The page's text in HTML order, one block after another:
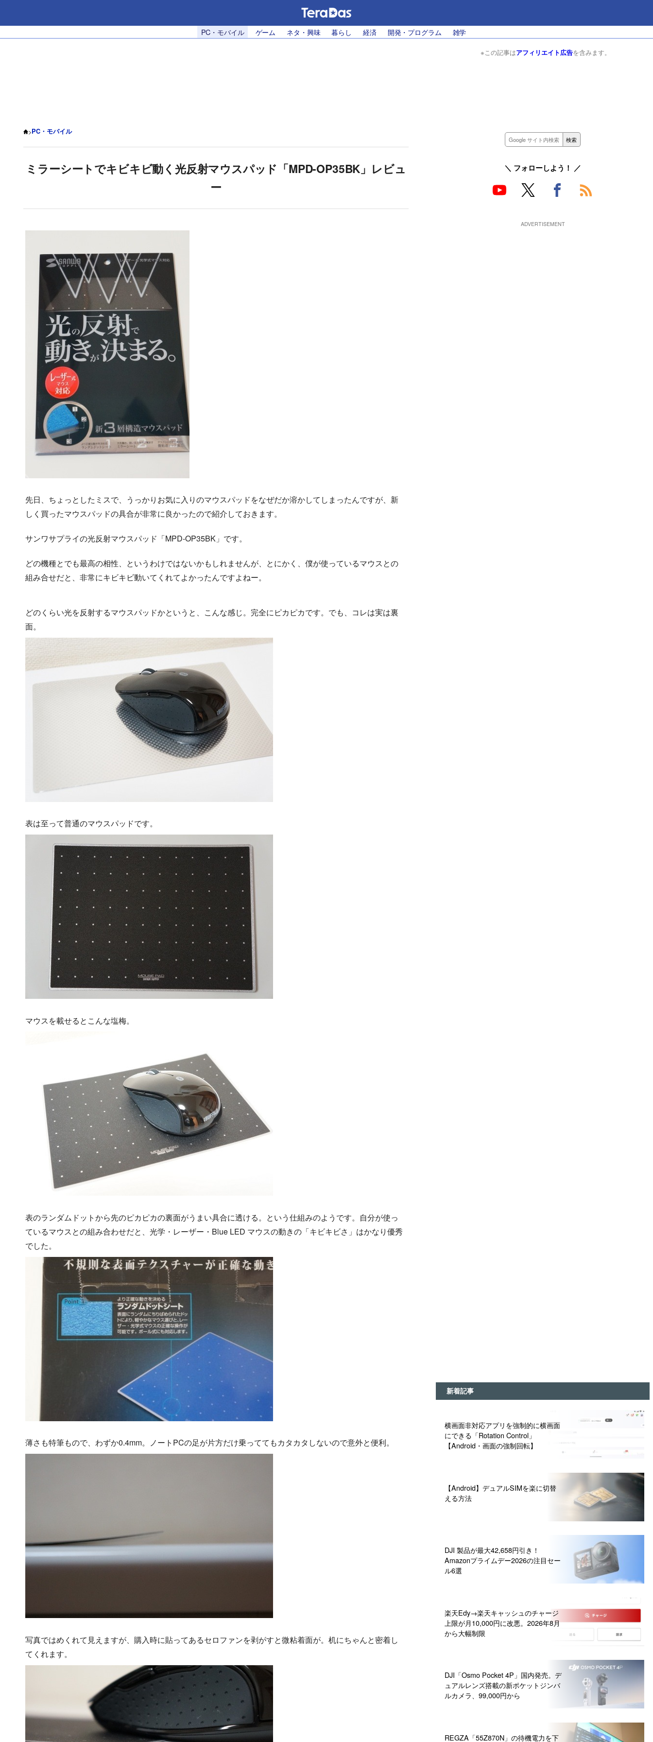
PC・モバイル ゲーム ネタ・興味 暮らし 経済 開発・プログラム 雑学
※この記事はアフィリエイト広告を含みます。
>PC・モバイル
ミラーシートでキビキビ動く光反射マウスパッド「MPD-OP35BK」レビュ
ー
先日、ちょっとしたミスで、うっかりお気に入りのマウスパッドをなぜだか溶かしてしまったんですが、新
しく買ったマウスパッドの具合が非常に良かったので紹介しておきます。
サンワサプライの光反射マウスパッド「MPD-OP35BK」です。
どの機種とでも最高の相性、というわけではないかもしれませんが、とにかく、僕が使っているマウスとの
組み合せだと、非常にキビキビ動いてくれてよかったんですよねー。
どのくらい光を反射するマウスパッドかというと、こんな感じ。完全にピカピカです。でも、コレは実は裏
面。
表は至って普通のマウスパッドです。
マウスを載せるとこんな塩梅。
表のランダムドットから先のピカピカの裏面がうまい具合に透ける。という仕組みのようです。自分が使っ
ているマウスとの組み合わせだと、光学・レーザー・Blue LED マウスの動きの「キビキビさ」はかなり優秀
でした。
薄さも特筆もので、わずか0.4mm。ノートPCの足が片方だけ乗っててもカタカタしないので意外と便利。
写真ではめくれて見えますが、購入時に貼ってあるセロファンを剥がすと微粘着面が。机にちゃんと密着し
てくれます。
＼ フォローしよう！ ／
新着記事
横画面非対応アプリを強制的に横画面
にできる「Rotation Control」
【Android・画面の強制回転】
【Android】デュアルSIMを楽に切替
える方法
DJI 製品が最大42,658円引き！
Amazonプライムデー2026の注目セー
ル6選
楽天Edy→楽天キャッシュのチャージ
上限が月10,000円に改悪。2026年8月
から大幅制限
DJI「Osmo Pocket 4P」国内発売。デ
ュアルレンズ搭載の新ポケットジンバ
ルカメラ、99,000円から
REGZA「55Z870N」の待機電力を下